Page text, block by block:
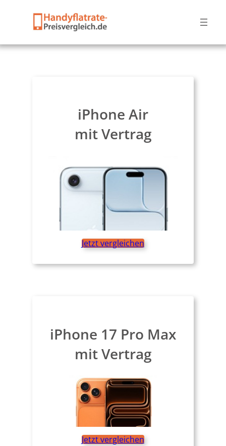
iPhone Air
mit Vertrag
Jetzt vergleichen
iPhone 17 Pro Max
mit Vertrag
Jetzt vergleichen